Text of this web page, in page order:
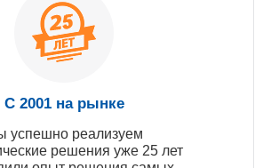
С 2001 на рынке
успешно реализуем
решения уже 25 лет